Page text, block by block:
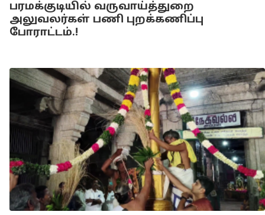
பரமக்குடியில் வருவாய்த்துறை
அலுவலர்கள் பணி புறக்கணிப்பு
போராட்டம்.!